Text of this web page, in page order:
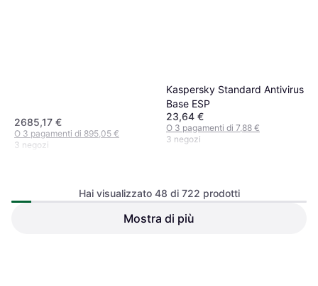
2685,17 €
O 3 pagamenti di 895,05 €
3 negozi
Kaspersky Standard Antivirus
Base ESP
23,64 €
O 3 pagamenti di 7,88 €
3 negozi
Cisco Secure Firewall 1210CP
Hai visualizzato 48 di 722 prodotti
Mostra di più